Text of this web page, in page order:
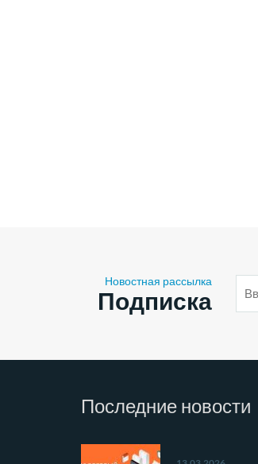
Новостная рассылка
Подписка
Последние новости